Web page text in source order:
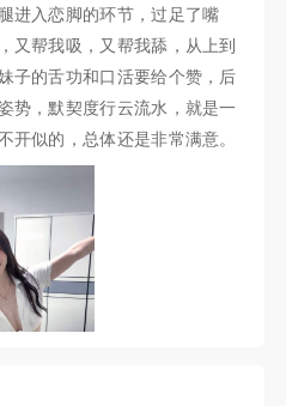
进入恋脚的环节，过足了嘴
又帮我吸，又帮我舔，从上到
子的舌功和口活要给个赞，后
势，默契度行云流水，就是一
开似的，总体还是非常满意。